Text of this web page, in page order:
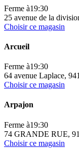
Ferme à19:30
25 avenue de la
Choisir ce magasin
Arcueil
Ferme à19:30
64 avenue Laplace,
Choisir ce magasin
Arpajon
Ferme à19:30
74 GRANDE RUE,
Choisir ce magasin